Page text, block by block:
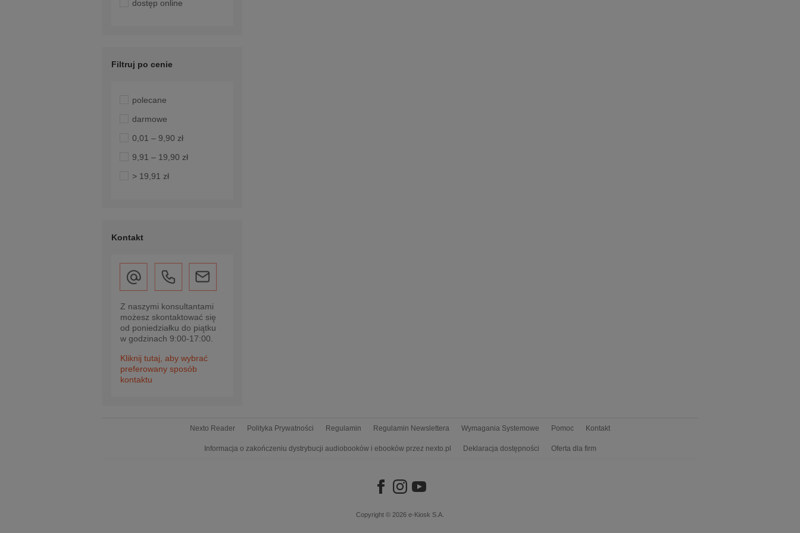
dostęp online
Filtruj po cenie
polecane
darmowe
0,01 – 9,90 zł
9,91 – 19,90 zł
> 19,91 zł
Kontakt
Z naszymi konsultantami
możesz skontaktować się
od poniedziałku do piątku
w godzinach 9:00-17:00.
Kliknij tutaj, aby wybrać
preferowany sposób
kontaktu
Nexto Reader Polityka Prywatności Regulamin Regulamin Newslettera Wymagania Systemowe Pomoc Kontakt
Informacja o zakończeniu dystrybucji audiobooków i ebooków przez nexto.pl Deklaracja dostępności Oferta dla firm
Copyright © 2026 e-Kiosk S.A.